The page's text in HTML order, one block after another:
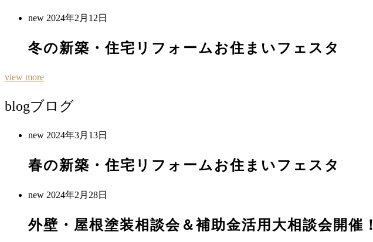
new 2024年2月12日
冬の新築・住宅リフォームお住まいフェスタ
view more
blogブログ
new 2024年3月13日
春の新築・住宅リフォームお住まいフェスタ
new 2024年2月28日
外壁・屋根塗装相談会＆補助金活用大相談会開催！